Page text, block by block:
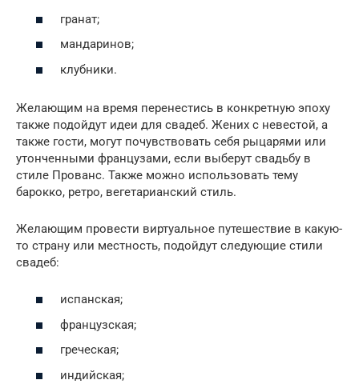
гранат;
мандаринов;
клубники.
Желающим на время перенестись в конкретную эпоху
также подойдут идеи для свадеб. Жених с невестой, а
также гости, могут почувствовать себя рыцарями или
утонченными французами, если выберут свадьбу в
стиле Прованс. Также можно использовать тему
барокко, ретро, вегетарианский стиль.
Желающим провести виртуальное путешествие в какую-
то страну или местность, подойдут следующие стили
свадеб:
испанская;
французская;
греческая;
индийская;